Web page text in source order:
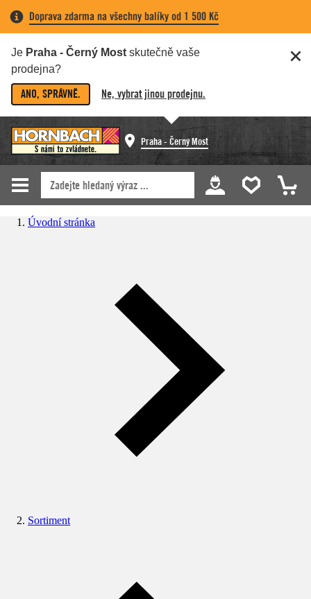
Doprava zdarma na všechny balíky od 1 500 Kč
Je Praha - Černý Most skutečně vaše
prodejna?
ANO, SPRÁVNĚ. Ne, vybrat jinou prodejnu.
Praha - Černý Most
Úvodní stránka
Sortiment